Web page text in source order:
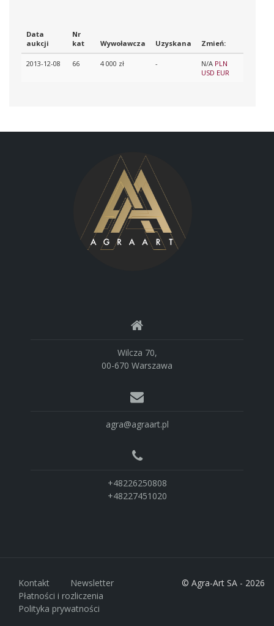
Data
aukcji
Nr
kat
Wywoławcza Uzyskana Zmień:
2013-12-08 66 4 000 zł - N/A PLN
USD EUR
Wilcza 70,
00-670 Warszawa
agra@agraart.pl
+48226250808
+48227451020
Kontakt
Newsletter
Płatności i rozliczenia
Polityka prywatności
© Agra-Art SA - 2026